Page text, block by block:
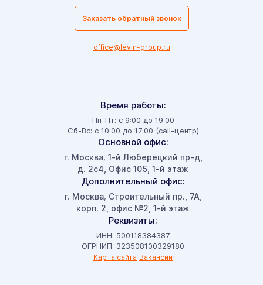
Время работы:
Пн-Пт: с 9:00 до 19:00
Сб-Вс: с 10:00 до 17:00 (call-центр)
Основной офис:
г. Москва, 1-й Люберецкий пр-д,
д. 2с4, Офис 105, 1-й этаж
Дополнительный офис:
г. Москва, Строительный пр., 7А,
корп. 2, офис №2, 1-й этаж
Реквизиты:
ИНН: 500118384387
ОГРНИП: 323508100329180
Карта сайта Вакансии
Заказать обратный звонок
office@levin-group.ru